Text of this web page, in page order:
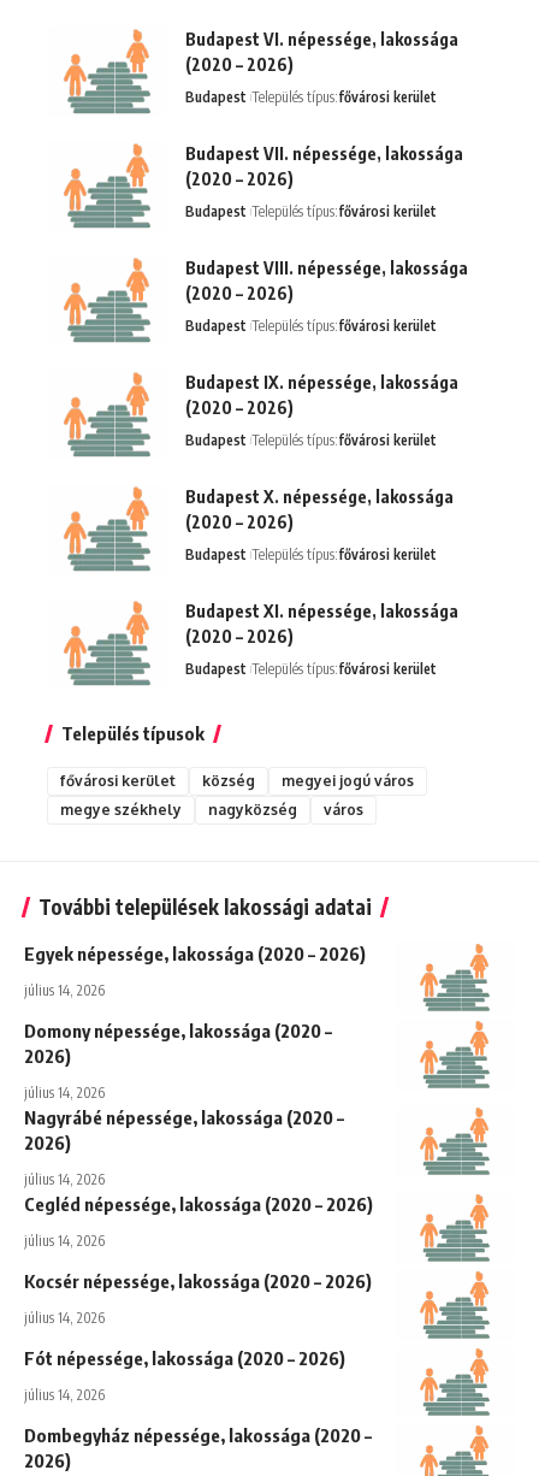
Budapest VI. népessége, lakossága
(2020 – 2026)
Budapest Település típus:fővárosi kerület
Budapest VII. népessége, lakossága
(2020 – 2026)
Budapest Település típus:fővárosi kerület
Budapest VIII. népessége, lakossága
(2020 – 2026)
Budapest Település típus:fővárosi kerület
Budapest IX. népessége, lakossága
(2020 – 2026)
Budapest Település típus:fővárosi kerület
Budapest X. népessége, lakossága
(2020 – 2026)
Budapest Település típus:fővárosi kerület
Budapest XI. népessége, lakossága
(2020 – 2026)
Budapest Település típus:fővárosi kerület
Település típusok
fővárosi kerület község
megyei jogú város
megye székhely
nagyközség város
További települések lakossági adatai
Egyek népessége, lakossága (2020 – 2026)
július 14, 2026
Domony népessége, lakossága (2020 –
2026)
július 14, 2026
Nagyrábé népessége, lakossága (2020 –
2026)
július 14, 2026
Cegléd népessége, lakossága (2020 – 2026)
július 14, 2026
Kocsér népessége, lakossága (2020 – 2026)
július 14, 2026
Fót népessége, lakossága (2020 – 2026)
július 14, 2026
Dombegyház népessége, lakossága (2020 –
2026)